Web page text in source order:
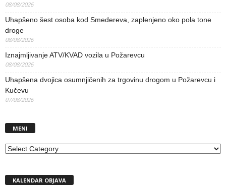
08/08/2026
Uhapšeno šest osoba kod Smedereva, zaplenjeno oko pola tone
droge
08/08/2026
Iznajmljivanje ATV/KVAD vozila u Požarevcu
08/08/2026
Uhapšena dvojica osumnjičenih za trgovinu drogom u Požarevcu i
Kučevu
07/08/2026
MENI
MENI
KALENDAR OBJAVA